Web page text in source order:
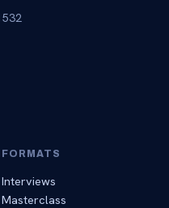
532
FORMATS
Interviews
Masterclass